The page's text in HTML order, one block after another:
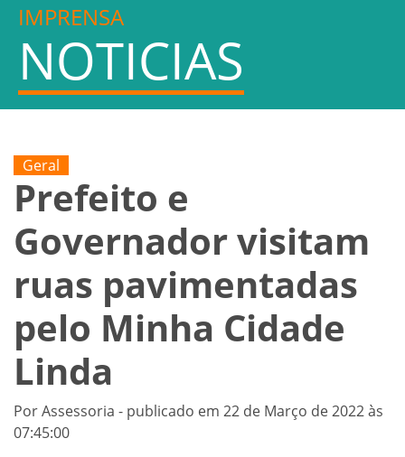
IMPRENSA
NOTICIAS
Geral
Prefeito e
Governador visitam
ruas pavimentadas
pelo Minha Cidade
Linda
Por Assessoria - publicado em 22 de Março de 2022 às
07:45:00